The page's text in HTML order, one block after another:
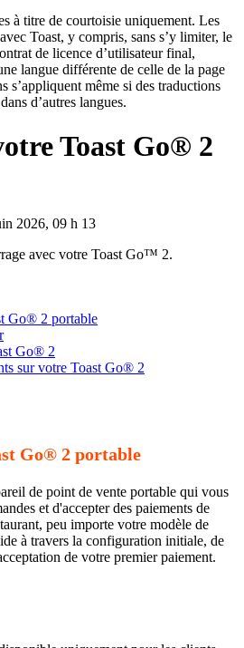
à titre de courtoisie uniquement. Les
Toast, y compris, sans s’y limiter, le
de licence d’utilisateur final,
langue différente de celle de la page
s’appliquent même si des traductions
d’autres langues.
Toast Go® 2
2026, 09 h 13
avec votre Toast Go™ 2.
Go® 2 portable
Go® 2
sur votre Toast Go® 2
Go® 2 portable
de point de vente portable qui vous
et d'accepter des paiements de
peu importe votre modèle de
à travers la configuration initiale, de
de votre premier paiement.